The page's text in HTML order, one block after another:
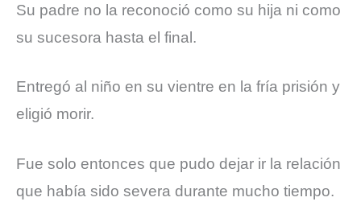
Su padre no la reconoció como su hija ni como
su sucesora hasta el final.
Entregó al niño en su vientre en la fría prisión y
eligió morir.
Fue solo entonces que pudo dejar ir la relación
que había sido severa durante mucho tiempo.